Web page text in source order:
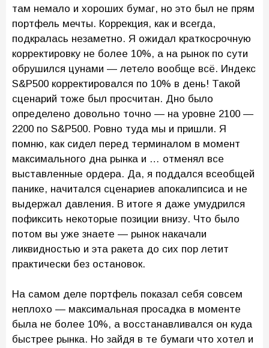
там немало и хороших бумаг, но это был не прям
портфель мечты. Коррекция, как и всегда,
подкралась незаметно. Я ожидал краткосрочную
корректировку не более 10%, а на рынок по сути
обрушился цунами — летело вообще всё. Индекс
S&P500 корректировался по 10% в день! Такой
сценарий тоже был просчитан. Дно было
определено довольно точно — на уровне 2100 —
2200 по S&P500. Ровно туда мы и пришли. Я
помню, как сидел перед терминалом в момент
максимального дна рынка и … отменял все
выставленные ордера. Да, я поддался всеобщей
панике, начитался сценариев апокалипсиса и не
выдержал давления. В итоге я даже умудрился
пофиксить некоторые позиции внизу. Что было
потом вы уже знаете — рынок накачали
ликвидностью и эта ракета до сих пор летит
практически без остановок.
На самом деле портфель показал себя совсем
неплохо — максимальная просадка в моменте
была не более 10%, а восстанавливался он куда
быстрее рынка. Но зайдя в те бумаги что хотел и